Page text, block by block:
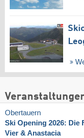
Obertauern
Ski Opening 2026: Die
Vier & Anastacia